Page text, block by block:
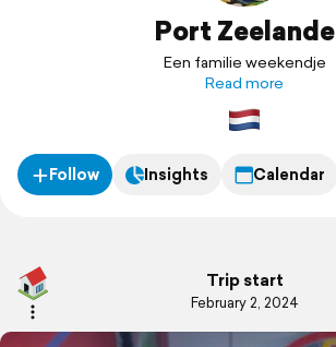
Port Zeelande
Een familie weekendje
Read more
Follow Insights Calendar
Trip start
February 2, 2024